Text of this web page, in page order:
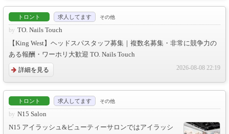
トロント 求人してます その他
TO. Nails Touch
【King West】ヘッドスパスタッフ募集｜複数名募集・非常に競争力の
ある報酬・ワーホリ大歓迎 TO. Nails Touch
詳細を見る 2026-08-08 22:19
トロント 求人してます その他
N15 Salon
N15 アイラッシュ&ビューティーサロンではアイラッシ